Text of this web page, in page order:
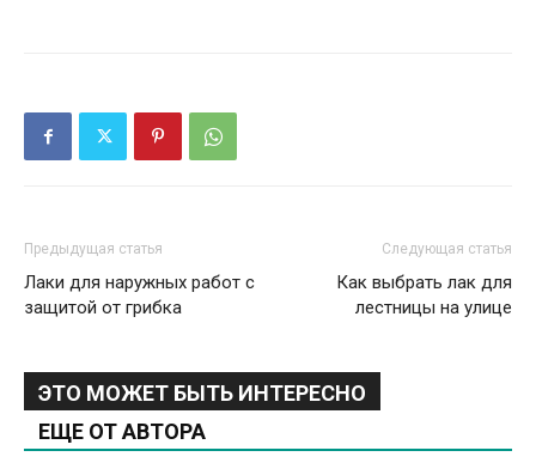
Предыдущая статья
Лаки для наружных работ с
защитой от грибка
Следующая статья
Как выбрать лак для
лестницы на улице
ЭТО МОЖЕТ БЫТЬ ИНТЕРЕСНО
ЕЩЕ ОТ АВТОРА